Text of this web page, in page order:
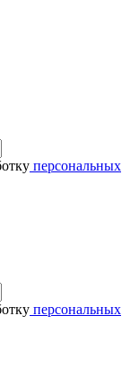
персональных
персональных